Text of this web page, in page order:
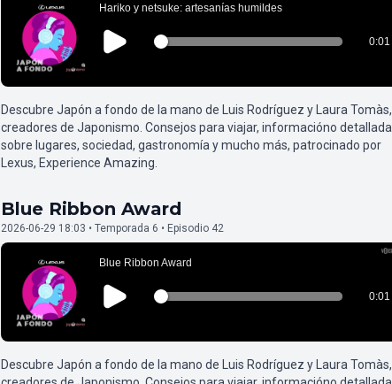
Descubre Japón a fondo de la mano de Luis Rodríguez y Laura Tomàs,
creadores de Japonismo. Consejos para viajar, informacióno detallada
sobre lugares, sociedad, gastronomía y mucho más, patrocinado por
Lexus, Experience Amazing.
Blue Ribbon Award
2026-06-29 18:03 • Temporada 6 • Episodio 42
Descubre Japón a fondo de la mano de Luis Rodríguez y Laura Tomàs,